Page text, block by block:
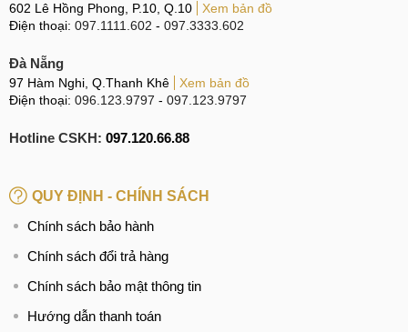
602 Lê Hồng Phong, P.10, Q.10
Xem bản đồ
Điện thoại: 097.1111.602 - 097.3333.602
Đà Nẵng
97 Hàm Nghi, Q.Thanh Khê
Xem bản đồ
Điện thoại: 096.123.9797 - 097.123.9797
Hotline CSKH: 097.120.66.88
QUY ĐỊNH - CHÍNH SÁCH
Chính sách bảo hành
Chính sách đổi trả hàng
Chính sách bảo mật thông tin
Hướng dẫn thanh toán